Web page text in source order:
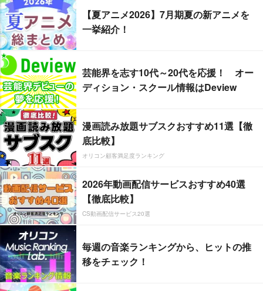
【夏アニメ2026】7月期夏の新アニメを
一挙紹介！
芸能界を志す10代～20代を応援！ オー
ディション・スクール情報はDeview
漫画読み放題サブスクおすすめ11選【徹
底比較】
オリコン顧客満足度ランキング
2026年動画配信サービスおすすめ40選
【徹底比較】
CS動画配信サービス20選
毎週の音楽ランキングから、ヒットの推
移をチェック！